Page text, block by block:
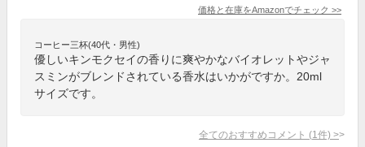
価格と在庫をAmazonでチェック >>
コーヒー三杯(40代・男性)
優しいキンモクセイの香りに爽やかなバイオレットやジャ
スミンがブレンドされている香水はいかがですか。20ml
サイズです。
全てのおすすめコメント (1 件) >